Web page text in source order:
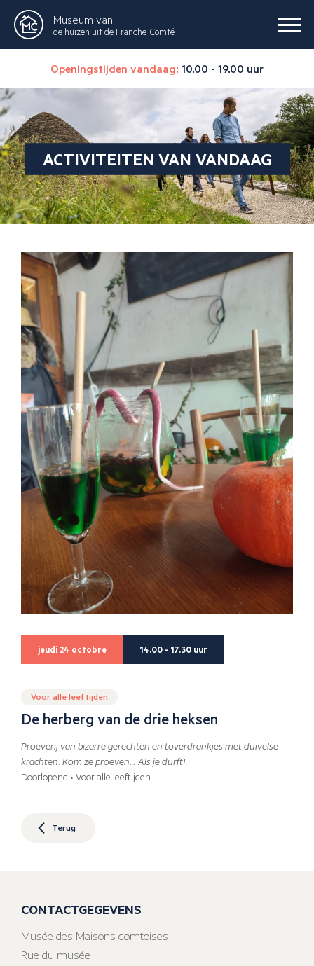
Museum van
de huizen uit de Franche-Comté
Openingstijden vandaag: 10.00 - 19.00 uur
ACTIVITEITEN VAN VANDAAG
jeudi 24 octobre 14.00 - 17.30 uur
Voor alle leeftijden
De herberg van de drie heksen
Proeverij van bizarre gerechten en toverdrankjes met duivelse
krachten. Kom ze proeven… Als je durft!
Doorlopend • Voor alle leeftijden
Terug
CONTACTGEGEVENS
Musée des Maisons comtoises
Rue du musée